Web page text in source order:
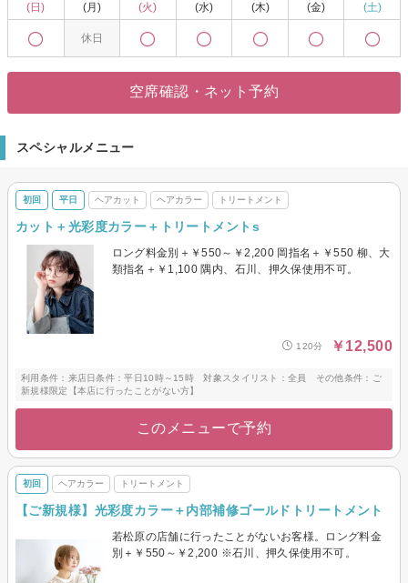
(日)
(月)
休日
(火)
(水)
(木)
(金)
(土)
空席確認・ネット予約
スペシャルメニュー
初回 平日 ヘアカット ヘアカラー トリートメント
カット＋光彩度カラー＋トリートメントs
ロング料金別＋￥550～￥2,200 岡指名＋￥550 柳、大
類指名＋￥1,100 隅内、石川、押久保使用不可。
120分 ￥12,500
利用条件：来店日条件：平日10時～15時 対象スタイリスト：全員 その他条件：ご
新規様限定【本店に行ったことがない方】
このメニューで予約
初回 ヘアカラー トリートメント
【ご新規様】光彩度カラー＋内部補修ゴールドトリートメント
若松原の店舗に行ったことがないお客様。ロング料金
別＋￥550～￥2,200 ※石川、押久保使用不可。